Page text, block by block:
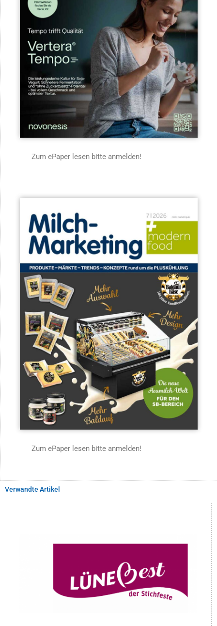
Zum ePaper lesen bitte anmelden!
Zum ePaper lesen bitte anmelden!
Verwandte Artikel